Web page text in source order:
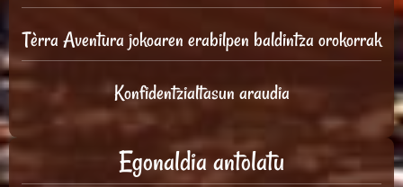
Tèrra Aventura jokoaren erabilpen baldintza orokorrak
Konfidentzialtasun araudia
Egonaldia antolatu